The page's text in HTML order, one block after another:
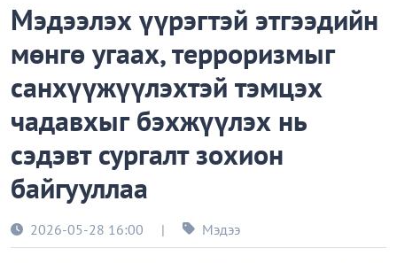
Мэдээлэх үүрэгтэй этгээдийн
мөнгө угаах, терроризмыг
санхүүжүүлэхтэй тэмцэх
чадавхыг бэхжүүлэх нь
сэдэвт сургалт зохион
байгууллаа
2026-05-28 16:00 | Мэдээ